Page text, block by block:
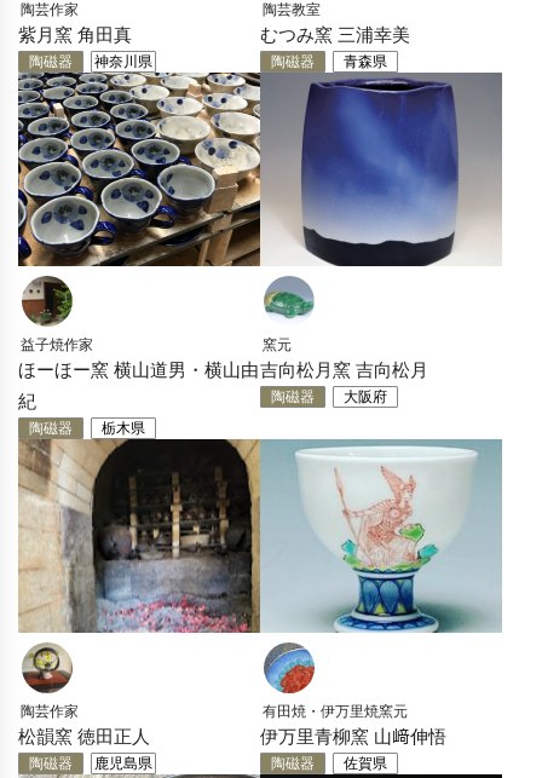
陶芸作家
紫月窯 角田真
陶磁器 神奈川県
陶芸教室
むつみ窯 三浦幸美
陶磁器 青森県
益子焼作家
ほーほー窯 横山道男・横山由
紀
陶磁器 栃木県
窯元
吉向松月窯 吉向松月
陶磁器 大阪府
陶芸作家
松韻窯 徳田正人
陶磁器 鹿児島県
有田焼・伊万里焼窯元
伊万里青柳窯 山﨑伸悟
陶磁器 佐賀県